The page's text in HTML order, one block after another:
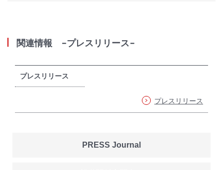
関連情報 -プレスリリース-
プレスリリース
プレスリリース
PRESS Journal